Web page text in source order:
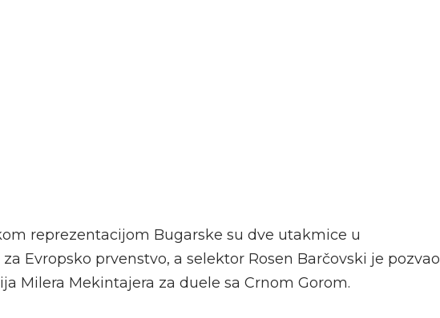
reprezentacijom Bugarske su dve utakmice u
Evropsko prvenstvo, a selektor Rosen Barčovski je pozvao
Milera Mekintajera za duele sa Crnom Gorom.